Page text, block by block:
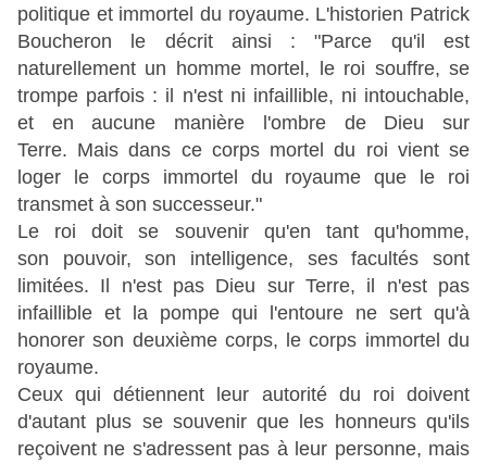
politique et immortel du royaume. L'historien Patrick
Boucheron le décrit ainsi : "Parce qu'il est
naturellement un homme mortel, le roi souffre, se
trompe parfois : il n'est ni infaillible, ni intouchable,
et en aucune manière l'ombre de Dieu sur
Terre. Mais dans ce corps mortel du roi vient se
loger le corps immortel du royaume que le roi
transmet à son successeur."
Le roi doit se souvenir qu'en tant qu'homme,
son pouvoir, son intelligence, ses facultés sont
limitées. Il n'est pas Dieu sur Terre, il n'est pas
infaillible et la pompe qui l'entoure ne sert qu'à
honorer son deuxième corps, le corps immortel du
royaume.
Ceux qui détiennent leur autorité du roi doivent
d'autant plus se souvenir que les honneurs qu'ils
reçoivent ne s'adressent pas à leur personne, mais